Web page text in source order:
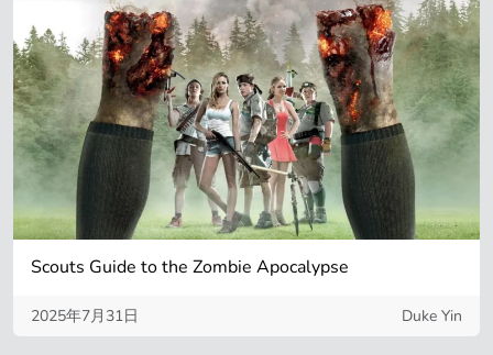
Scouts Guide to the Zombie Apocalypse
2025年7月31日 Duke Yin